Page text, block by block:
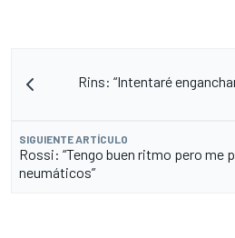
Rins: “Intentaré
SIGUIENTE ARTÍCULO
Rossi: “Tengo buen ritmo pero me
neumáticos”